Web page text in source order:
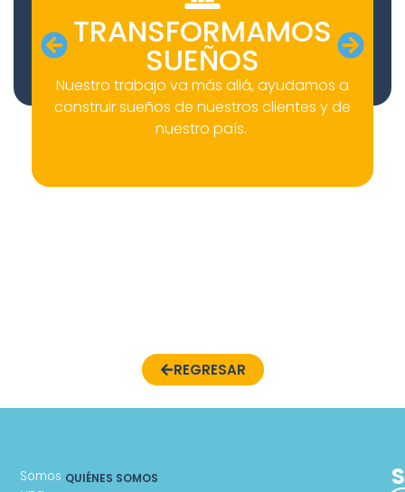
TRANSFORMAMOS
SUEÑOS
Nuestro trabajo va más allá, ayudamos a
construir sueños de nuestros clientes y de
nuestro país.
REGRESAR
Somos QUIÉNES SOMOS